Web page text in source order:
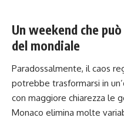
Un weekend che
del mondiale
Paradossalmente, il caos
potrebbe trasformarsi in
con maggiore chiarezza le
Monaco elimina molte